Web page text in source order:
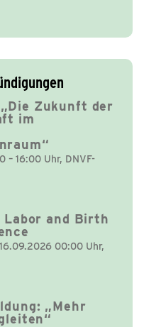
Zukunft der
im
– 16:00 Uhr, DNVF-
and Birth
00:00 Uhr,
„Mehr